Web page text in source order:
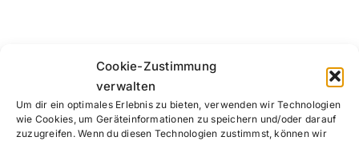
Cookie-Zustimmung
verwalten
Um dir ein optimales Erlebnis zu bieten, verwenden wir Technologien
wie Cookies, um Geräteinformationen zu speichern und/oder darauf
zuzugreifen. Wenn du diesen Technologien zustimmst, können wir
Kontakt